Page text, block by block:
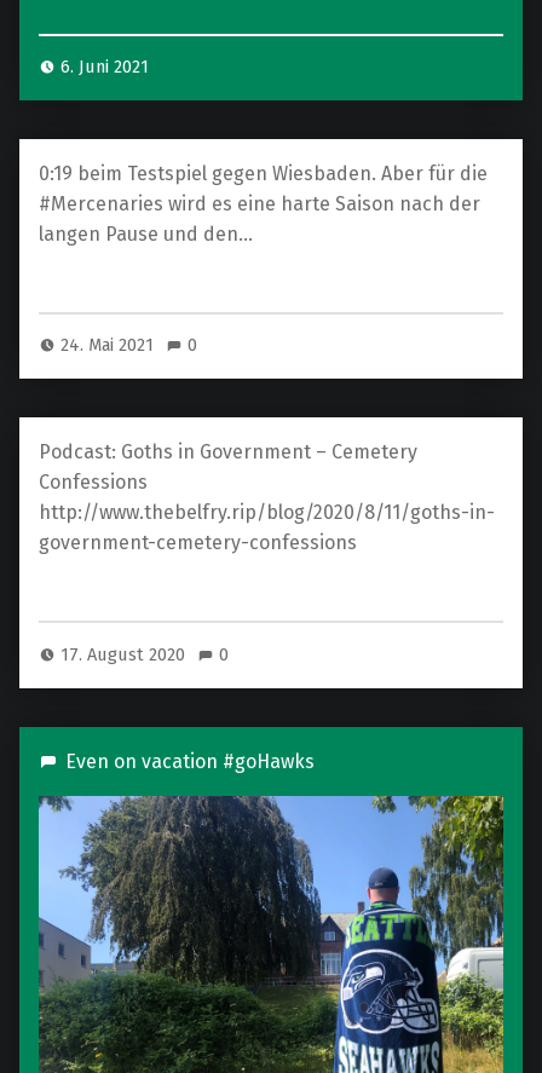
6. Juni 2021
0:19 beim Testspiel gegen Wiesbaden. Aber für die
#Mercenaries wird es eine harte Saison nach der
langen Pause und den…
24. Mai 2021 0
Podcast: Goths in Government – Cemetery
Confessions
http://www.thebelfry.rip/blog/2020/8/11/goths-in-
government-cemetery-confessions
17. August 2020 0
Even on vacation #goHawks